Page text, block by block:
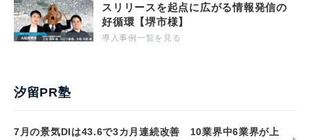
スリリースを起点に広がる情報発信の
好循環【堺市様】
導入事例一覧を見る
汐留PR塾
7月の景気DIは43.6で3カ月連続改善 10業界中6業界が上